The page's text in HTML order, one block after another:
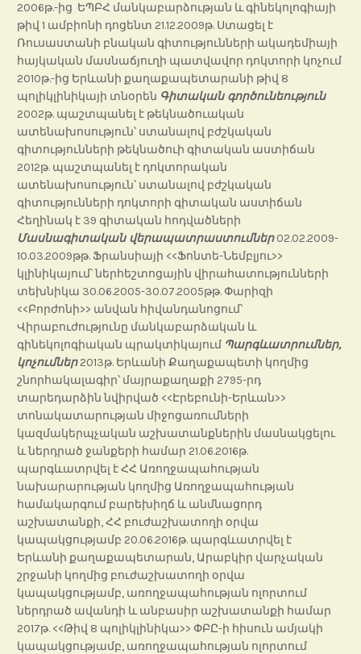
2006թ.-ից ԵՊԲՀ մանկաբարձության և գինեկոլոգիայի
թիվ 1 ամբիոնի դոցենտ 21.12.2009թ. Ստացել է
Ռուսաստանի բնական գիտությունների ակադեմիայի
հայկական մասնաճյուղի պատվավոր դոկտորի կոչում
2010թ.-ից Երևանի քաղաքապետարանի թիվ 8
պոլիկլինիկայի տնօրեն Գիտական գործունեություն
2002թ. պաշտպանել է թեկնածուական
ատենախոսություն՝ ստանալով բժշկական
գիտությունների թեկնածուի գիտական աստիճան
2012թ. պաշտպանել է դոկտորական
ատենախոսություն՝ ստանալով բժշկական
գիտությունների դոկտորի գիտական աստիճան
Հեղինակ է 39 գիտական հոդվածների
Մասնագիտական վերապատրաստումներ02.02.2009-
10.03.2009թթ. Ֆրանսիայի <<Ֆոնտե-Նեմբլյու>>
կլինիկայում՝ ներհեշտոցային վիրահատությունների
տեխնիկա 30.06.2005-30.07.2005թթ. Փարիզի
<<Բորժոնի>> անվան հիվանդանոցում՝
Վիրաբուժությունը մանկաբարձական և
գինեկոլոգիական պրակտիկայում Պարգևատրումներ,
կոչումներ2013թ. Երևանի Քաղաքապետի կողմից
շնորհակալագիր՝ մայրաքաղաքի 2795-րդ
տարեդարձին նվիրված <<Էրեբունի-Երևան>>
տոնակատարության միջոցառումների
կազմակերպչական աշխատանքներին մասնակցելու
և ներդրած ջանքերի համար 21.06.2016թ.
պարգևատրվել է ՀՀ Առողջապահության
նախարարության կողմից Առողջապահության
համակարգում բարեխիղճ և անմնացորդ
աշխատանքի, ՀՀ բուժաշխատողի օրվա
կապակցությամբ 20.06.2016թ. պարգևատրվել է
Երևանի քաղաքապետարան, Արաբկիր վարչական
շրջանի կողմից բուժաշխատողի օրվա
կապակցությամբ, առողջապահության ոլորտում
ներդրած ավանդի և անբասիր աշխատանքի համար
2017թ. <<Թիվ 8 պոլիկլինիկա>> ՓԲԸ-ի հիսուն ամյակի
կապակցությամբ, առողջապահության ոլորտում